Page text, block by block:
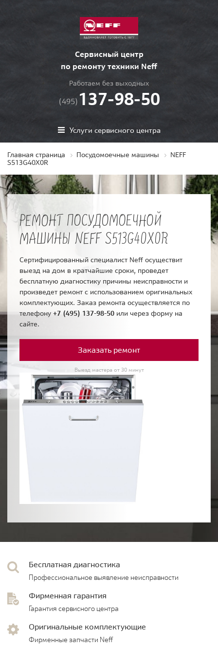
Сервисный центр
по ремонту техники Neff
Работаем без выходных
(495) 137-98-50
Услуги сервисного центра
Главная страница Посудомоечные машины
NEFF
S513G40X0R
РЕМОНТ ПОСУДОМОЕЧНОЙ
МАШИНЫ NEFF S513G40X0R
Сертифицированный специалист Neff осуществит
выезд на дом в кратчайшие сроки, проведет
бесплатную диагностику причины неисправности и
произведет ремонт с использованием оригинальных
комплектующих. Заказ ремонта осуществляется по
телефону +7 (495) 137-98-50 или через форму на
сайте.
Заказать ремонт
Выезд мастера от 30 минут
Бесплатная диагностика
Профессиональное выявление неисправности
Фирменная гарантия
Гарантия сервисного центра
Оригинальные комплектующие
Фирменные запчасти Neff